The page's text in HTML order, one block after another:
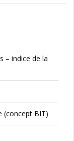
– indice de la
(concept BIT)